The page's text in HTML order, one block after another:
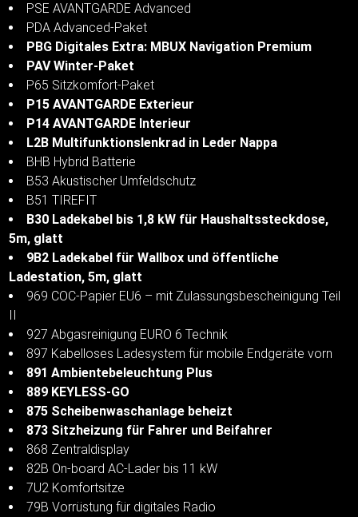
PSE AVANTGARDE Advanced
PDA Advanced-Paket
PBG Digitales Extra: MBUX Navigation Premium
PAV Winter-Paket
P65 Sitzkomfort-Paket
P15 AVANTGARDE Exterieur
P14 AVANTGARDE Interieur
L2B Multifunktionslenkrad in Leder Nappa
BHB Hybrid Batterie
B53 Akustischer Umfeldschutz
B51 TIREFIT
B30 Ladekabel bis 1,8 kW für Haushaltssteckdose,
5m, glatt
9B2 Ladekabel für Wallbox und öffentliche
Ladestation, 5m, glatt
969 COC-Papier EU6 – mit Zulassungsbescheinigung Teil
II
927 Abgasreinigung EURO 6 Technik
897 Kabelloses Ladesystem für mobile Endgeräte vorn
891 Ambientebeleuchtung Plus
889 KEYLESS-GO
875 Scheibenwaschanlage beheizt
873 Sitzheizung für Fahrer und Beifahrer
868 Zentraldisplay
82B On-board AC-Lader bis 11 kW
7U2 Komfortsitze
79B Vorrüstung für digitales Radio